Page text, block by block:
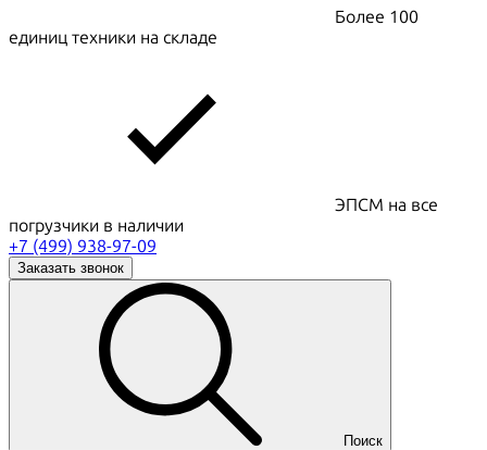
Более 100
единиц техники на складе
ЭПСМ на все
погрузчики в наличии
+7 (499) 938-97-09
Заказать звонок
Поиск